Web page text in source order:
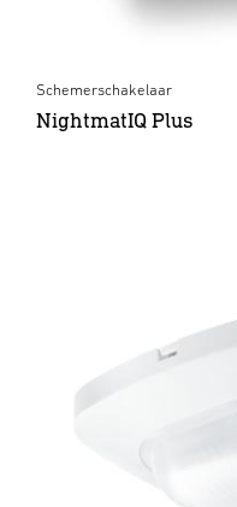
Schemerschakelaar
NightmatIQ Plus